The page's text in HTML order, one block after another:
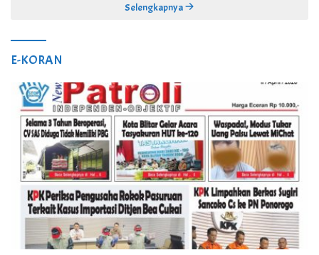
Selengkapnya
E-KORAN